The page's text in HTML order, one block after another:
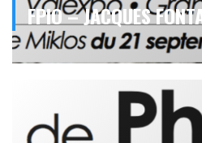
FPIO – JACQUES